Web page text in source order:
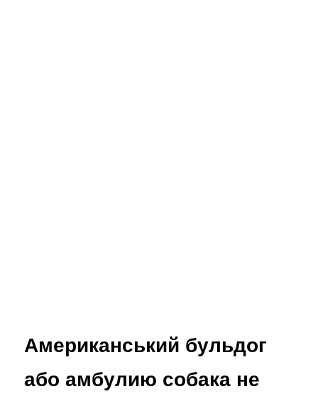
Американський бульдог
або амбулию собака не